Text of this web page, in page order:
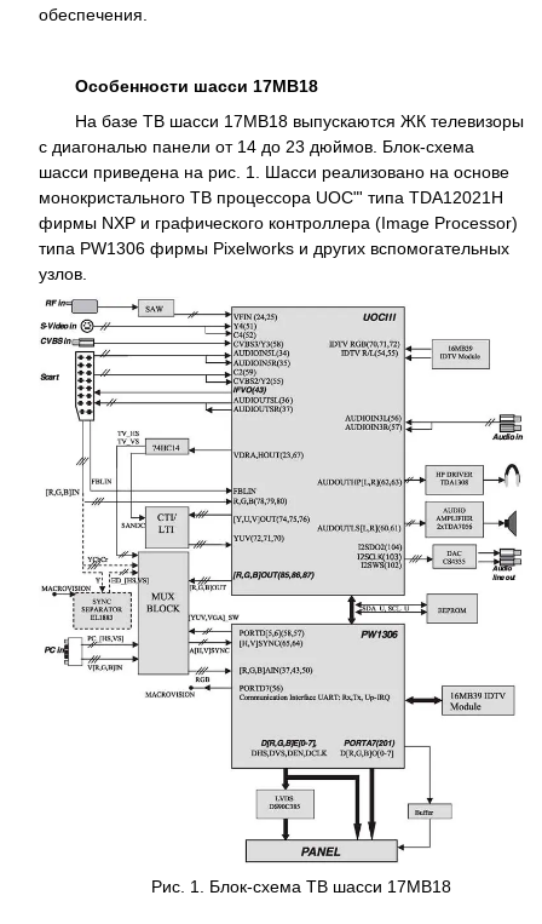
обеспечения.
Особенности шасси 17MB18
На базе ТВ шасси 17MB18 выпускаются ЖК телевизоры
с диагональю панели от 14 до 23 дюймов. Блок-схема
шасси приведена на рис. 1. Шасси реализовано на основе
монокристального ТВ процессора UOC"' типа TDA12021H
фирмы NXP и графического контроллера (Image Processor)
типа PW1306 фирмы Pixelworks и других вспомогательных
узлов.
Рис. 1. Блок-схема ТВ шасси 17МВ18